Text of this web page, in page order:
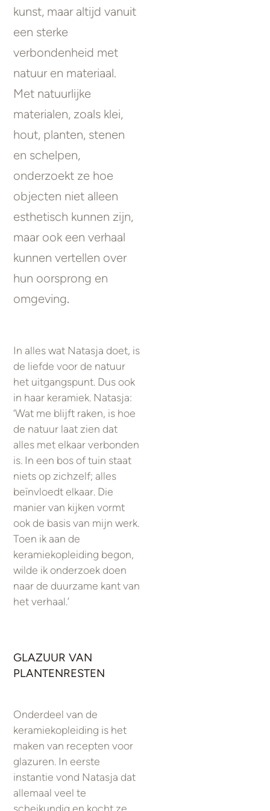
kunst, maar altijd vanuit
een sterke
verbondenheid met
natuur en materiaal.
Met natuurlijke
materialen, zoals klei,
hout, planten, stenen
en schelpen,
onderzoekt ze hoe
objecten niet alleen
esthetisch kunnen zijn,
maar ook een verhaal
kunnen vertellen over
hun oorsprong en
omgeving.
In alles wat Natasja doet, is
de liefde voor de natuur
het uitgangspunt. Dus ook
in haar keramiek. Natasja:
‘Wat me blijft raken, is hoe
de natuur laat zien dat
alles met elkaar verbonden
is. In een bos of tuin staat
niets op zichzelf; alles
beïnvloedt elkaar. Die
manier van kijken vormt
ook de basis van mijn werk.
Toen ik aan de
keramiekopleiding begon,
wilde ik onderzoek doen
naar de duurzame kant van
het verhaal.’
GLAZUUR VAN
PLANTENRESTEN
Onderdeel van de
keramiekopleiding is het
maken van recepten voor
glazuren. In eerste
instantie vond Natasja dat
allemaal veel te